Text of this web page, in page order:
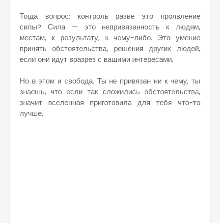
Тогда вопрос: контроль разве это проявление
силы? Сила — это непривязанность к людям,
местам, к результату, к чему-либо. Это умение
принять обстоятельства, решения других людей,
если они идут вразрез с вашими интересами.
Но в этом и свобода. Ты не привязан ни к чему, ты
знаешь, что если так сложились обстоятельства,
значит вселенная приготовила для тебя что-то
лучше.